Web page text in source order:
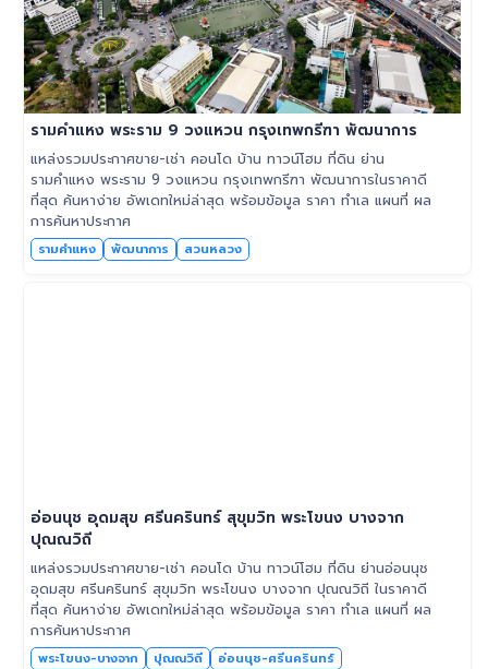
รามคำแหง พระราม 9 วงแหวน กรุงเทพกรีฑา พัฒนาการ
แหล่งรวมประกาศขาย-เช่า คอนโด บ้าน ทาวน์โฮม ที่ดิน ย่าน
รามคำแหง พระราม 9 วงแหวน กรุงเทพกรีฑา พัฒนาการในราคาดี
ที่สุด ค้นหาง่าย อัพเดทใหม่ล่าสุด พร้อมข้อมูล ราคา ทำเล แผนที่ ผล
การค้นหาประกาศ
รามคำแหง พัฒนาการ สวนหลวง
อ่อนนุช อุดมสุข ศรีนครินทร์ สุขุมวิท พระโขนง บางจาก
ปุณณวิถี
แหล่งรวมประกาศขาย-เช่า คอนโด บ้าน ทาวน์โฮม ที่ดิน ย่านอ่อนนุช
อุดมสุข ศรีนครินทร์ สุขุมวิท พระโขนง บางจาก ปุณณวิถี ในราคาดี
ที่สุด ค้นหาง่าย อัพเดทใหม่ล่าสุด พร้อมข้อมูล ราคา ทำเล แผนที่ ผล
การค้นหาประกาศ
พระโขนง-บางจาก ปุณณวิถี
อ่อนนุช-ศรีนครินทร์